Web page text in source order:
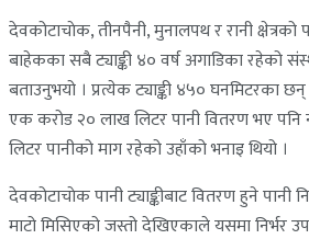
देवकोटाचाेक, तीनपैनी, मुनालपथ र रानी क्षेत्रको
बाहेकका सबै ट्याङ्की ४० वर्ष अगाडिका रहेको
बताउनुभयो । प्रत्येक ट्याङ्की ४५० घनमिटरका छन्
एक करोड २० लाख लिटर पानी वितरण भए पनि
लिटर पानीको माग रहेको उहाँको भनाइ थियो ।
देवकोटाचाेक पानी ट्याङ्कीबाट वितरण हुने पानी
माटो मिसिएको जस्तो देखिएकाले यसमा निर्भर